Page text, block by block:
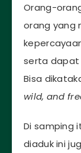
Orang-
orang yang
serta dapat
Bisa
wild, and
Di samping
diaduk ini